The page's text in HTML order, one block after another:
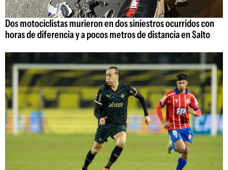
Dos motociclistas murieron en dos siniestros ocurridos con
horas de diferencia y a pocos metros de distancia en Salto